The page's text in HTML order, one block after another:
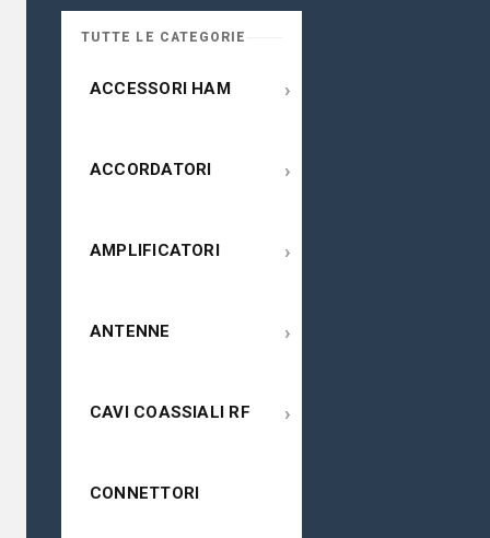
TUTTE LE CATEGORIE
ACCESSORI HAM ›
ACCORDATORI ›
AMPLIFICATORI ›
ANTENNE ›
CAVI COASSIALI RF ›
CONNETTORI